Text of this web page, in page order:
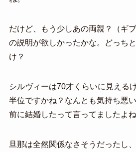
だけど、もう少しあの両親？（ギ
の説明が欲しかったかな。どっち
け？
シルヴィーは70才くらいに見える
半位ですかね？なんとも気持ち悪
前に結婚したって言ってましたよね
旦那は全然関係なさそうだったし